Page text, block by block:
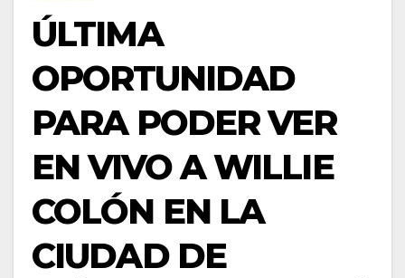
ÚLTIMA
OPORTUNIDAD
PARA PODER VER
EN VIVO A WILLIE
COLÓN EN LA
CIUDAD DE